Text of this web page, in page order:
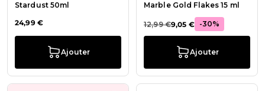
Stardust 50ml
24,99 €
Ajouter
Marble Gold Flakes 15 ml
12,99 €9,05 € -30%
Ajouter